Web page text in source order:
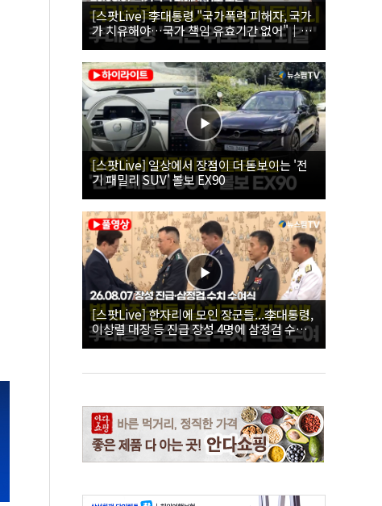
[스팟Live] 李대통령 "국가폭력 피해자, 국가
가 치유해야…국가 책임 유효기간 없어"｜
26.08.07 국가폭력 피해자 위로 오찬
[스팟Live] 일상에서 장점이 더 돋보이는 '전
기 패밀리 SUV' 볼보 EX90
[스팟Live] 한자리에 모인 장군들...李대통령,
이상렬 대장 등 진급 장성 4명에 삼정검 수치
직접 수여｜26.08.07 장성 진급·삼정검 수치